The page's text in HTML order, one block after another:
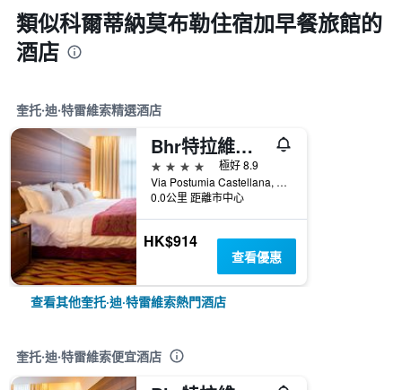
類似科爾蒂納莫布勒住宿加早餐旅館的
酒店
奎托·迪·特雷維索精選酒店
Bhr特拉維索酒店
4星級
極好 8.9
Via Postumia Castellana, 2, 昆托迪特雷維索, 威尼托, 義大利
0.0公里 距離市中心
HK$914
查看優惠
查看其他奎托·迪·特雷維索熱門酒店
奎托·迪·特雷維索便宜酒店